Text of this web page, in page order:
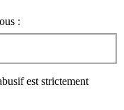
:
est strictement